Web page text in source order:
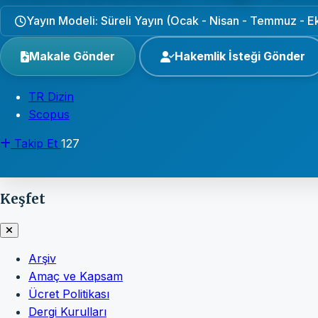
Yayın Modeli: Süreli Yayın (Ocak - Nisan - Temmuz -
Makale Gönder Hakemlik İsteği Gönder
TR Dizin
Scopus
Takip Et 127
Keşfet
Arşiv
Amaç ve Kapsam
Ücret Politikası
Dergi Kurulları